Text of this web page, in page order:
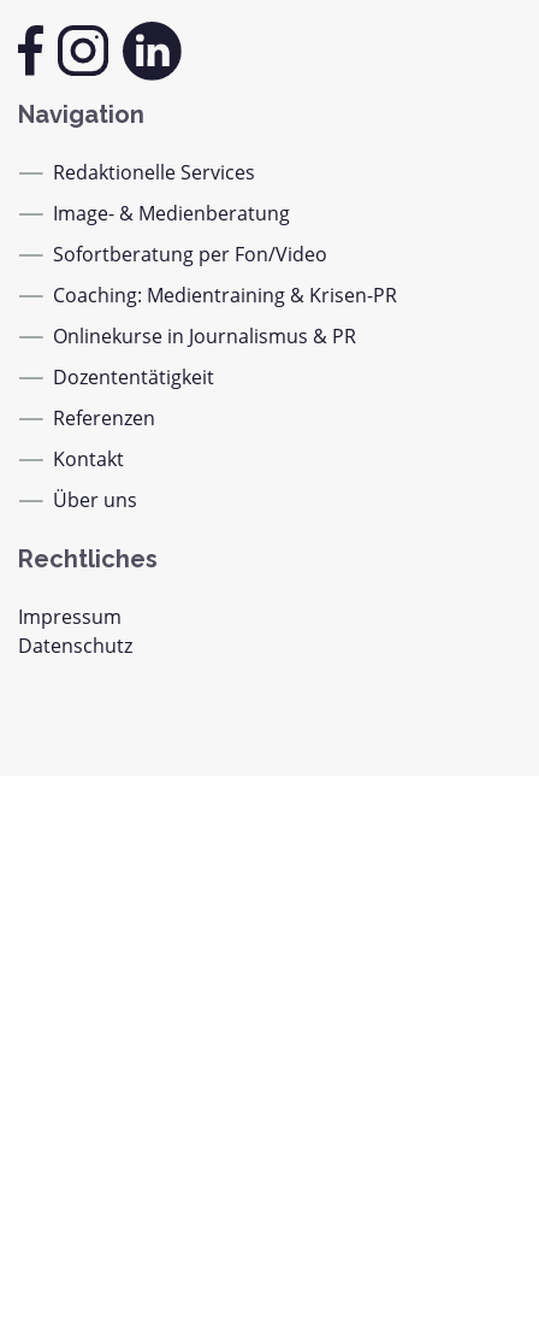
Navigation
Redaktionelle Services
Image- & Medienberatung
Sofortberatung per Fon/Video
Coaching: Medientraining & Krisen-PR
Onlinekurse in Journalismus & PR
Dozententätigkeit
Referenzen
Kontakt
Über uns
Rechtliches
Impressum
Datenschutz